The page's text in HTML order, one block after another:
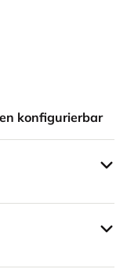
konfigurierbar